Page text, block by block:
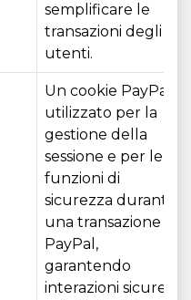
semplificare le
transazioni degli
utenti.
Un cookie PayPal
utilizzato per la
gestione della
sessione e per le
funzioni di
sicurezza durante
una transazione
PayPal,
garantendo
interazioni sicure